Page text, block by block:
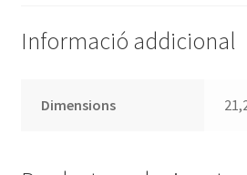
Informació addicional
Dimensions